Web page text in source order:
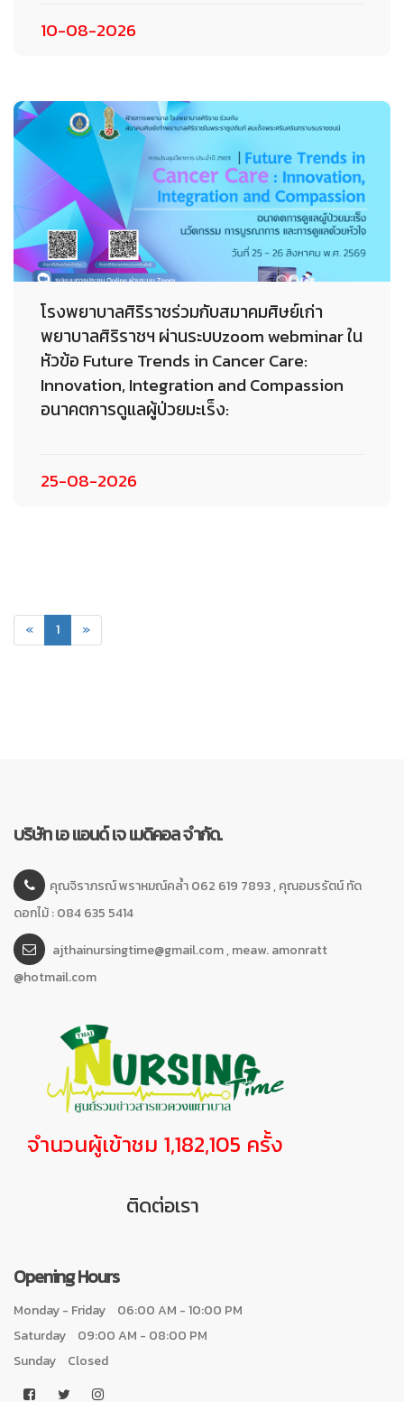
10-08-2026
โรงพยาบาลศิริราชร่วมกับสมาคมศิษย์เก่า
พยาบาลศิริราชฯ ผ่านระบบzoom webminar ใน
หัวข้อ Future Trends in Cancer Care:
Innovation, Integration and Compassion
อนาคตการดูแลผู้ป่วยมะเร็ง:
25-08-2026
« 1(current)
»
บริษัท เอ แอนด์ เจ เมดิคอล จำกัด.
คุณจิราภรณ์ พราหมณ์คล้ำ 062 619 7893 , คุณอมรรัตน์ ทัด
ดอกไม้ : 084 635 5414
ajthainursingtime@gmail.com , meaw. amonratt
@hotmail.com
จำนวนผู้เข้าชม 1,182,105 ครั้ง
ติดต่อเรา
Opening Hours
Monday - Friday
06:00 AM - 10:00 PM
Saturday
09:00 AM - 08:00 PM
Sunday
Closed